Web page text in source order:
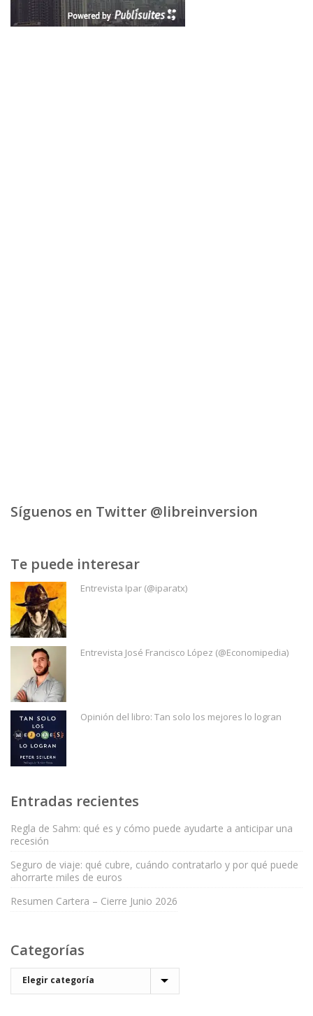
Síguenos en Twitter @libreinversion
Te puede interesar
Entrevista Ipar (@iparatx)
Entrevista José Francisco López (@Economipedia)
Opinión del libro: Tan solo los mejores lo logran
Entradas recientes
Regla de Sahm: qué es y cómo puede ayudarte a anticipar una
recesión
Seguro de viaje: qué cubre, cuándo contratarlo y por qué puede
ahorrarte miles de euros
Resumen Cartera – Cierre Junio 2026
Categorías